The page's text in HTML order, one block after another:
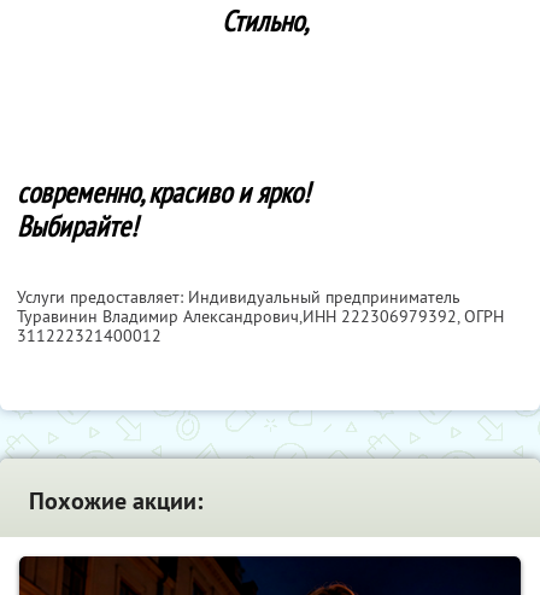
Стильно,
современно, красиво и ярко!
Выбирайте!
Услуги предоставляет: Индивидуальный предприниматель
Туравинин Владимир Александрович,ИНН 222306979392, ОГРН
311222321400012
Похожие акции: